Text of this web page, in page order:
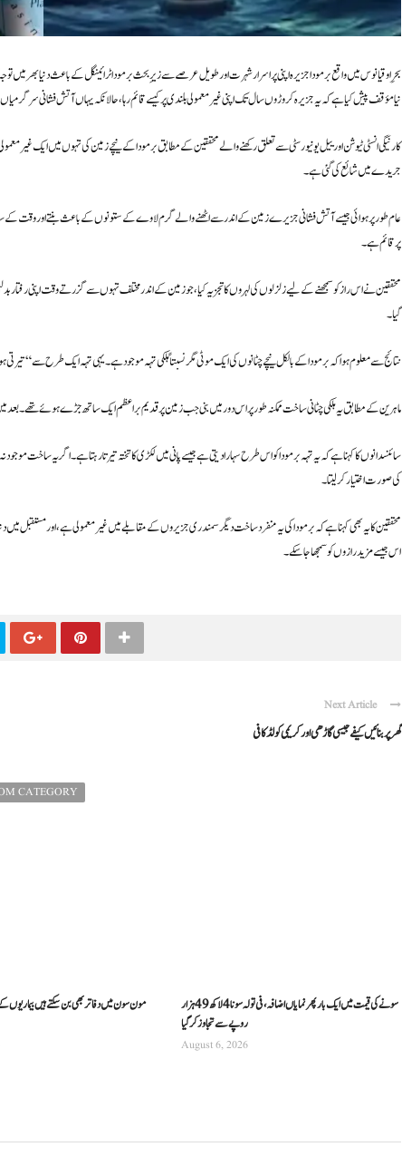
بحرِ اوقیانوس میں واقع برمودا جزیرہ اپنی پراسرار شہرت اور طویل عرصے سے زیرِ بحث برمودا ٹرائینگل کے باعث دنیا بھر
نیا مؤقف پیش کیا ہے کہ یہ جزیرہ کروڑوں سال تک اپنی غیر معمولی بلندی پر کیسے قائم رہا، حالانکہ یہاں آتش فشانی سرگرمیاں تقریباً 30 ملین سال سے غیر
کارنیگی انسٹی ٹیوشن اور ییل یونیورسٹی سے تعلق رکھنے والے محققین کے مطابق برمودا کے نیچے زمین کی تہوں میں ایک
جریدے میں شائع کی گئی ہے۔
عام طور پر ہوائی جیسے آتش فشانی جزیرے زمین کے اندر سے اٹھنے والے گرم لاوے کے ستونوں کے باعث بنتے اور وقت کے ساتھ
پر قائم ہے۔
گیا۔
نتائج سے معلوم ہوا کہ برمودا کے بالکل نیچے چٹانوں کی ایک موٹی مگر نسبتاً ہلکی تہہ موجود ہے۔ یہی تہہ ایک طرح سے “تیرتی
ماہرین کے مطابق یہ ہلکی چٹانی ساخت ممکنہ طور پر اس دور میں بنی جب زمین پر قدیم براعظم ایک ساتھ جڑے ہوئے تھے۔
سائنسدانوں کا کہنا ہے کہ یہ تہہ برمودا کو اس طرح سہارا دیتی ہے جیسے پانی میں لکڑی کا تختہ تیرتا رہتا ہے۔ اگر یہ ساخت
کی صورت اختیار کر لیتا۔
محققین کا یہ بھی کہنا ہے کہ برمودا کی یہ منفرد ساخت دیگر سمندری جزیروں کے مقابلے میں غیر معمولی ہے، اور مستقبل
اس جیسے مزید رازوں کو سمجھا جا سکے۔
Next Article
گھر پر بنائیں کیفے جیسی گاڑھی اور کریمی کولڈ کافی
CATEGORY
مون سون میں دفاتر بھی بن سکتے ہیں بیماریوں
سونے کی قیمت میں ایک بار پھر نمایاں اضافہ، فی تولہ سونا 4 لاکھ 49 ہزار
روپے سے تجاوز کرگیا
August 6, 2026